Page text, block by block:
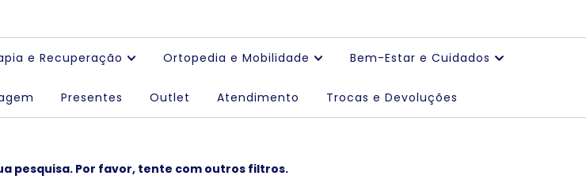
e Recuperação Ortopedia e Mobilidade Bem-Estar e Cuidados
Presentes Outlet Atendimento Trocas e Devoluções
pesquisa. Por favor, tente com outros filtros.